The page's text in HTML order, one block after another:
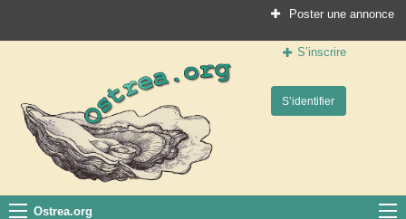
Poster une annonce
S’inscrire
S’identifier
Ostrea.org
Le site des professionnels de la conchyliculture
Ostrea.org